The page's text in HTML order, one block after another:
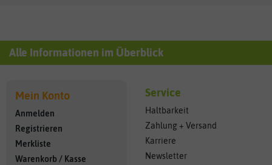
Alle Informationen im Überblick
Mein Konto
Anmelden
Registrieren
Merkliste
Warenkorb / Kasse
Service
Haltbarkeit
Zahlung + Versand
Karriere
Newsletter